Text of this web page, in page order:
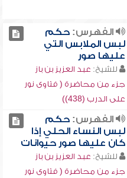
الفهرس:حكم
لبس الملابس التي
عليها صور
للشيخ: عبد العزيز بن باز
جزء من محاضرة ( فتاوى نور
على الدرب (438))
الفهرس:حكم
لبس النساء الحلي إذا
كان عليها صور حيوانات
للشيخ: عبد العزيز بن باز
جزء من محاضرة ( فتاوى نور